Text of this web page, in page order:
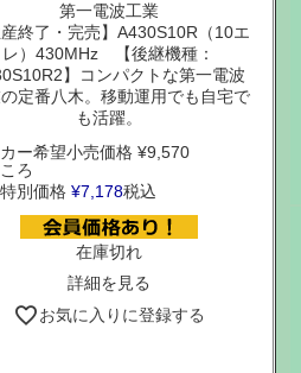
第一電波工業
産終了・完売】A430S10R（10エ
レ）430MHz 【後継機種：
】コンパクトな第一電波
定番八木。移動運用でも自宅で
も活躍。
カー希望小売価格 ¥9,570
ろ
別価格 ¥7,178税込
在庫切れ
詳細を見る
お気に入りに登録する